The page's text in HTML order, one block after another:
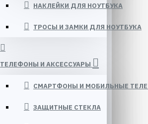
НАКЛЕЙКИ ДЛЯ НОУТБУКА
ТРОСЫ И ЗАМКИ ДЛЯ НОУТБУКА
ТЕЛЕФОНЫ И АКСЕССУАРЫ
СМАРТФОНЫ И МОБИЛЬНЫЕ
ЗАЩИТНЫЕ СТЕКЛА